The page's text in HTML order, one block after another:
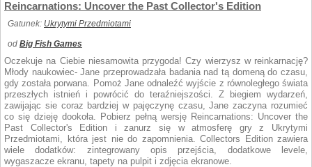
Reincarnations: Uncover the Past Collector's Edition
Gatunek: Ukrytymi Przedmiotami
od Big Fish Games
Oczekuje na Ciebie niesamowita przygoda! Czy wierzysz w reinkarnację?
Młody naukowiec- Jane przeprowadzała badania nad tą domeną do czasu,
gdy została porwana. Pomoż Jane odnaleźć wyjście z równoległego świata
przeszłych istnień i powrócić do teraźniejszości. Z biegiem wydarzeń,
zawijając sie coraz bardziej w pajęczynę czasu, Jane zaczyna rozumieć
co się dzieję dookoła. Pobierz pełną wersję Reincarnations: Uncover the
Past Collector's Edition i zanurz się w atmosferę gry z Ukrytymi
Przedmiotami, która jest nie do zapomnienia. Collectors Edition zawiera
wiele dodatków: zintegrowany opis przejścia, dodatkowe levele,
wygaszacze ekranu, tapety na pulpit i zdjęcia ekranowe.